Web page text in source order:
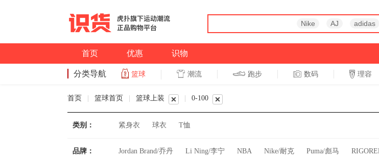
Nike AJ adidas
首页 优惠 识物
分类导航 篮球 潮流 跑步 数码 理容
首页 篮球首页 篮球上装 0-100
类别： 紧身衣 球衣 T恤
品牌： Jordan Brand/乔丹 Li Ning/李宁 NBA Nike/耐克 Puma/彪马